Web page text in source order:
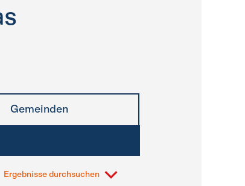
Gemeinden
Ergebnisse durchsuchen